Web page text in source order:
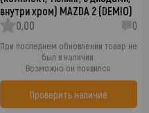
внутри хром) MAZDA 2 (DEMIO)
0,00
0
При последнем обновлении товар не
был в наличии.
Возможно он появился.
Проверить наличие